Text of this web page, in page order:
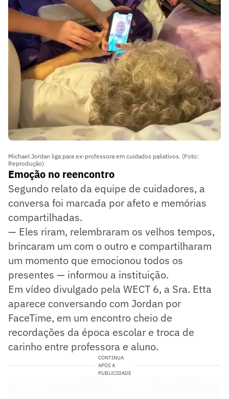
Michael Jordan liga para ex-professora em cuidados paliativos. (Foto:
Reprodução)
Emoção no reencontro
Segundo relato da equipe de cuidadores, a
conversa foi marcada por afeto e memórias
compartilhadas.
— Eles riram, relembraram os velhos tempos,
brincaram um com o outro e compartilharam
um momento que emocionou todos os
presentes — informou a instituição.
Em vídeo divulgado pela WECT 6, a Sra. Etta
aparece conversando com Jordan por
FaceTime, em um encontro cheio de
recordações da época escolar e troca de
carinho entre professora e aluno.
CONTINUA
APÓS A
PUBLICIDADE